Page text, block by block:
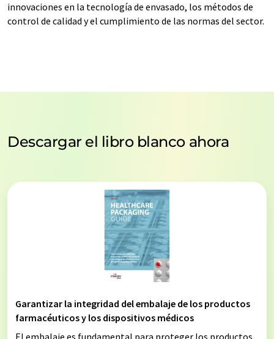
innovaciones en la tecnología de envasado, los métodos de
control de calidad y el cumplimiento de las normas del sector.
Descargar el libro blanco ahora
Garantizar la integridad del embalaje de los productos
farmacéuticos y los dispositivos médicos
El embalaje es fundamental para proteger los productos